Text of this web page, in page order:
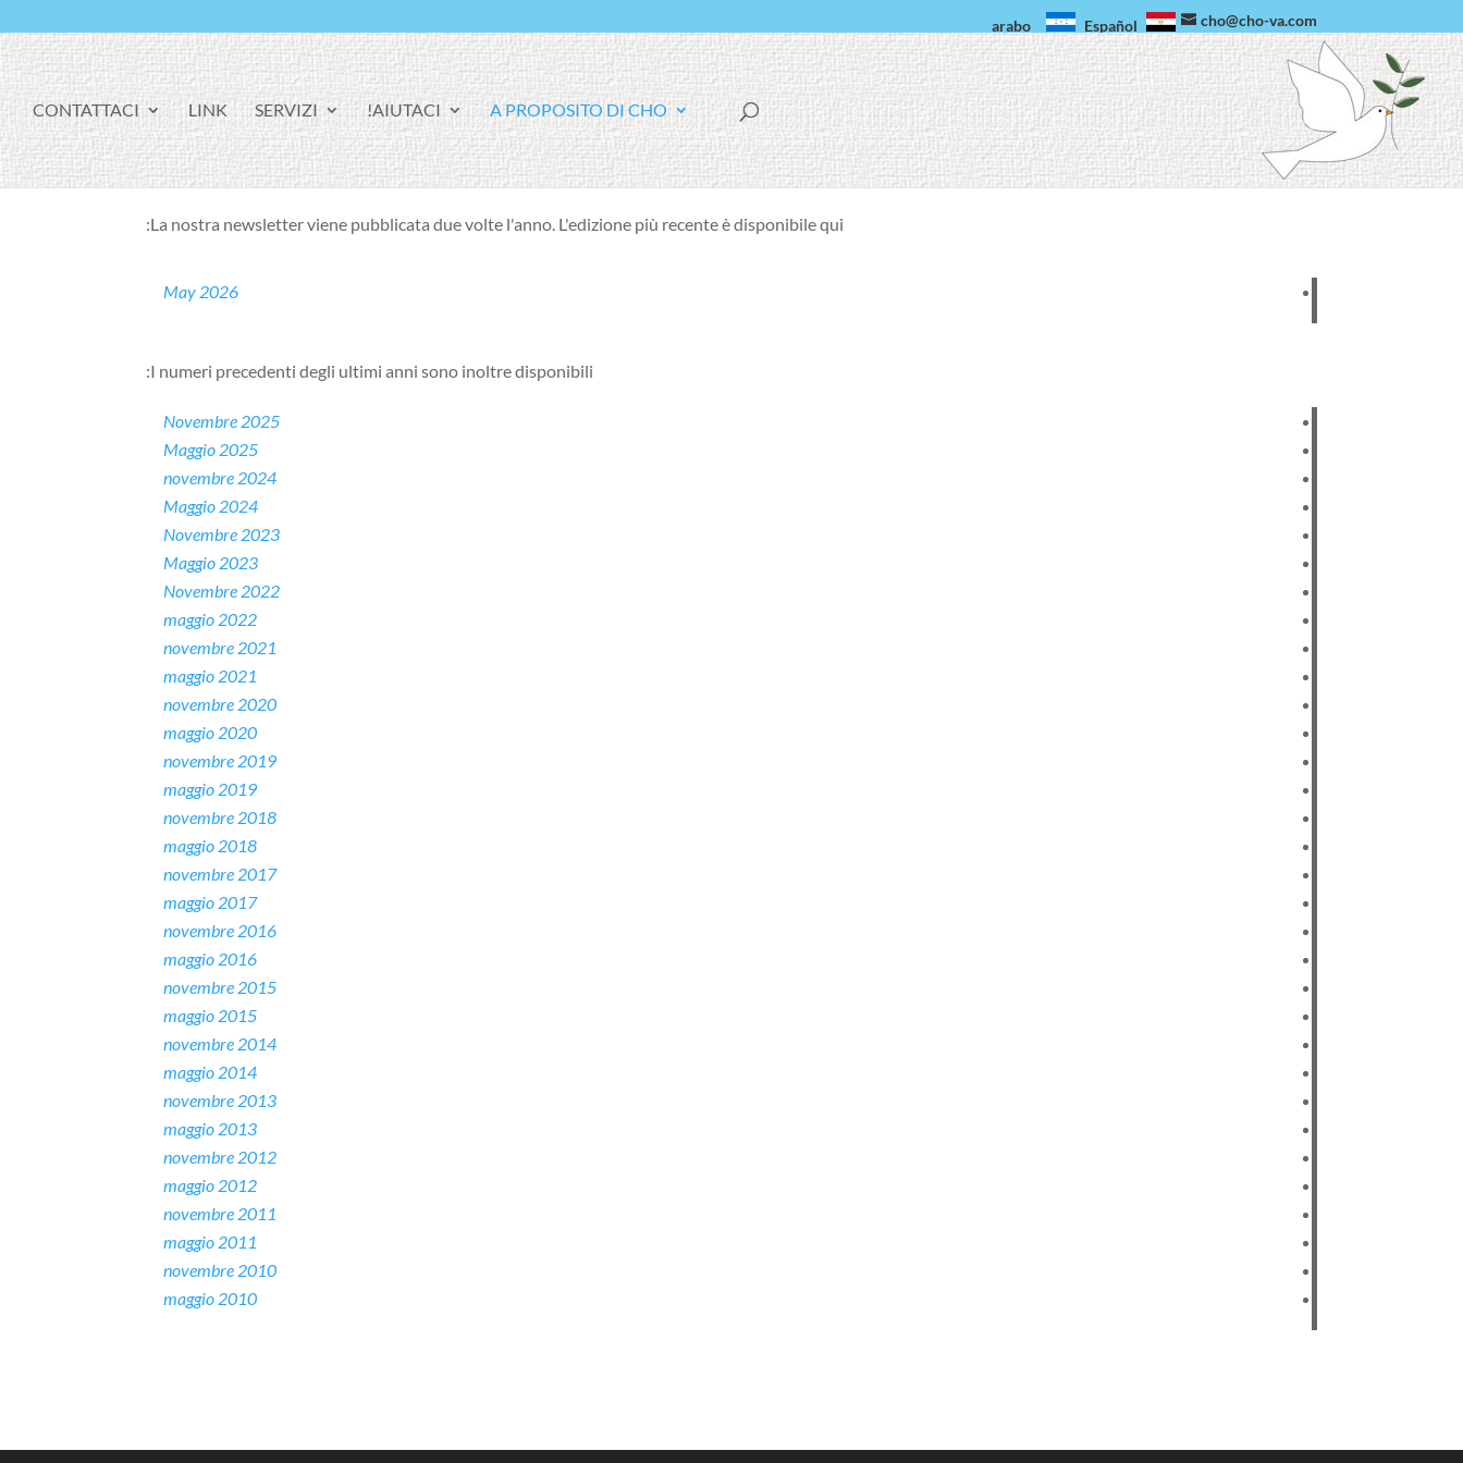
cho@cho-va.com
arabo Español
F
A
C
E
B
O
K
A PROPOSITO DI CHO
AIUTACI!
SERVIZI
LINK
CONTATTACI
La nostra newsletter viene pubblicata due volte l'anno. L'edizione più recente è disponibile qui:
May 2026
I numeri precedenti degli ultimi anni sono inoltre disponibili:
Novembre 2025
Maggio 2025
novembre 2024
Maggio 2024
Novembre 2023
Maggio 2023
Novembre 2022
maggio 2022
novembre 2021
maggio 2021
novembre 2020
maggio 2020
novembre 2019
maggio 2019
novembre 2018
maggio 2018
novembre 2017
maggio 2017
novembre 2016
maggio 2016
novembre 2015
maggio 2015
novembre 2014
maggio 2014
novembre 2013
maggio 2013
novembre 2012
maggio 2012
novembre 2011
maggio 2011
novembre 2010
maggio 2010